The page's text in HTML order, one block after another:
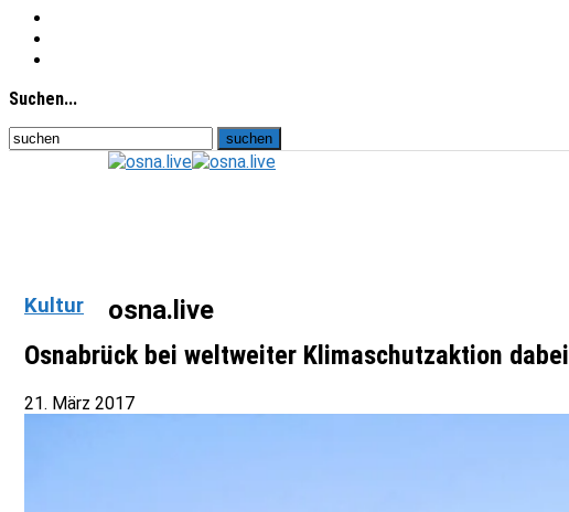
Suchen...
osna.live
Kultur
Osnabrück bei weltweiter Klimaschutzaktion dabei
21. März 2017